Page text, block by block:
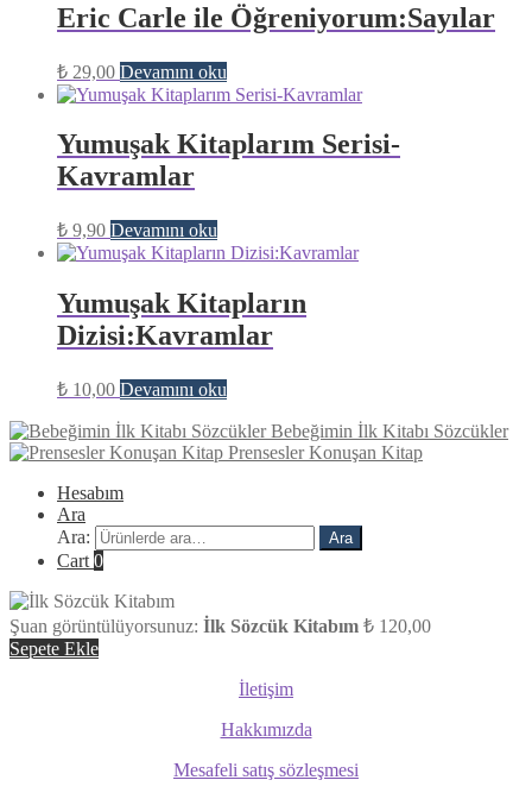
Eric Carle ile Öğreniyorum:Sayılar
₺ 29,00 Devamını oku
Yumuşak Kitaplarım Serisi-
Kavramlar
₺ 9,90 Devamını oku
Yumuşak Kitapların
Dizisi:Kavramlar
₺ 10,00 Devamını oku
Bebeğimin İlk Kitabı Sözcükler
Prensesler Konuşan Kitap
Hesabım
Ara
Ara:
Ara
Cart 0
Şuan görüntülüyorsunuz: İlk Sözcük Kitabım ₺ 120,00
Sepete Ekle
İletişim
Hakkımızda
Mesafeli satış sözleşmesi